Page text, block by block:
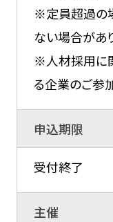
※定員超過の
ない場合があ
※人材採用に
る企業のご参
申込期限
受付終了
主催